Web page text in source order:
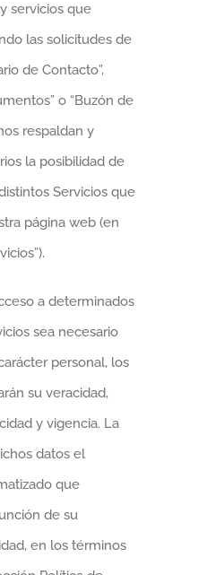
servicios que
las solicitudes de
de Contacto”,
o “Buzón de
respaldan y
la posibilidad de
Servicios que
página web (en
a determinados
sea necesario
personal, los
su veracidad,
y vigencia. La
datos el
que
de su
en los términos